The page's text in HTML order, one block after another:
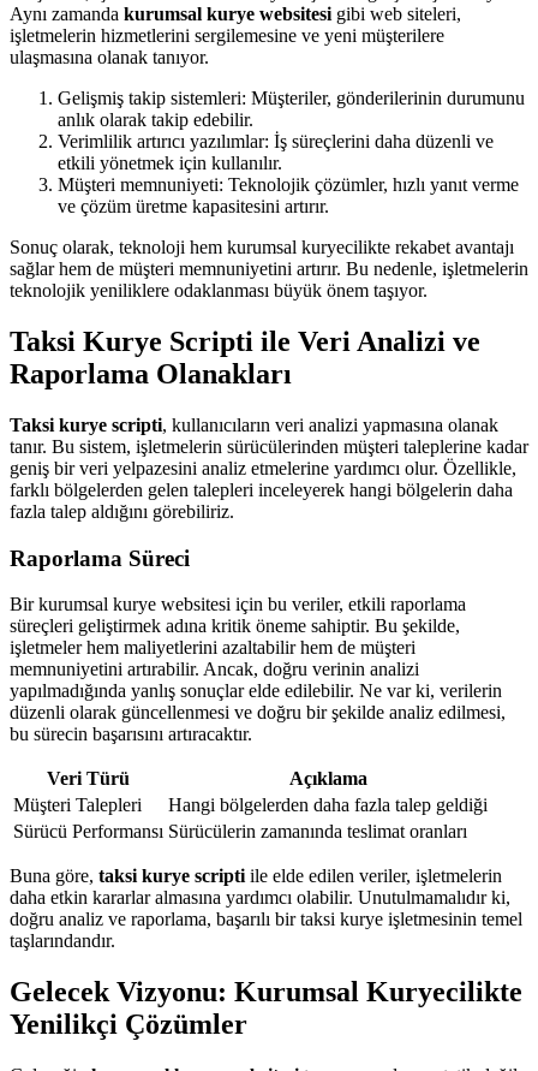
Aynı zamanda kurumsal kurye websitesi gibi web siteleri,
işletmelerin hizmetlerini sergilemesine ve yeni müşterilere
ulaşmasına olanak tanıyor.
Gelişmiş takip sistemleri: Müşteriler, gönderilerinin durumunu
anlık olarak takip edebilir.
Verimlilik artırıcı yazılımlar: İş süreçlerini daha düzenli ve
etkili yönetmek için kullanılır.
Müşteri memnuniyeti: Teknolojik çözümler, hızlı yanıt verme
ve çözüm üretme kapasitesini artırır.
Sonuç olarak, teknoloji hem kurumsal kuryecilikte rekabet avantajı
sağlar hem de müşteri memnuniyetini artırır. Bu nedenle, işletmelerin
teknolojik yeniliklere odaklanması büyük önem taşıyor.
Taksi Kurye Scripti ile Veri Analizi ve
Raporlama Olanakları
Taksi kurye scripti, kullanıcıların veri analizi yapmasına olanak
tanır. Bu sistem, işletmelerin sürücülerinden müşteri taleplerine kadar
geniş bir veri yelpazesini analiz etmelerine yardımcı olur. Özellikle,
farklı bölgelerden gelen talepleri inceleyerek hangi bölgelerin daha
fazla talep aldığını görebiliriz.
Raporlama Süreci
Bir kurumsal kurye websitesi için bu veriler, etkili raporlama
süreçleri geliştirmek adına kritik öneme sahiptir. Bu şekilde,
işletmeler hem maliyetlerini azaltabilir hem de müşteri
memnuniyetini artırabilir. Ancak, doğru verinin analizi
yapılmadığında yanlış sonuçlar elde edilebilir. Ne var ki, verilerin
düzenli olarak güncellenmesi ve doğru bir şekilde analiz edilmesi,
bu sürecin başarısını artıracaktır.
Veri Türü
Açıklama
Müşteri Talepleri
Hangi bölgelerden daha fazla talep geldiği
Sürücü Performansı Sürücülerin zamanında teslimat oranları
Buna göre, taksi kurye scripti ile elde edilen veriler, işletmelerin
daha etkin kararlar almasına yardımcı olabilir. Unutulmamalıdır ki,
doğru analiz ve raporlama, başarılı bir taksi kurye işletmesinin temel
taşlarındandır.
Gelecek Vizyonu: Kurumsal Kuryecilikte
Yenilikçi Çözümler